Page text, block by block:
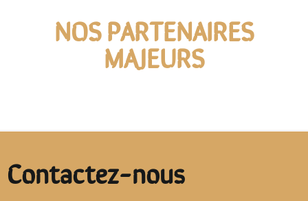
NOS PARTENAIRES
MAJEURS
Contactez-nous